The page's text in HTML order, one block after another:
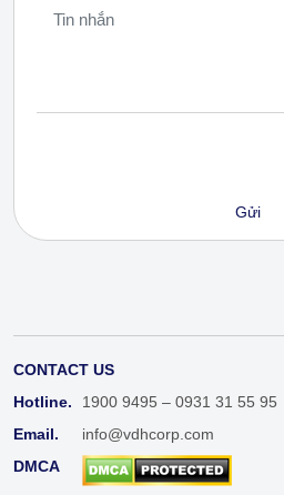
CONTACT US
Hotline.
1900 9495 – 0931 31 55 95
Email.
info@vdhcorp.com
DMCA